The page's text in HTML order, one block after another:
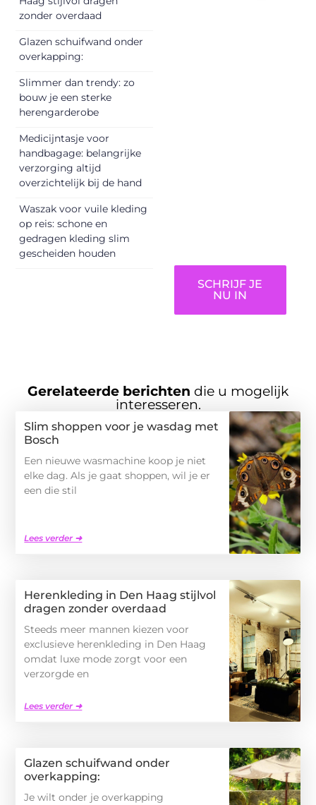
zonder overdaad
Glazen schuifwand onder
overkapping:
Slimmer dan trendy: zo
bouw je een sterke
herengarderobe
Medicijntasje voor
handbagage: belangrijke
verzorging altijd
overzichtelijk bij de hand
Waszak voor vuile kleding
op reis: schone en
gedragen kleding slim
gescheiden houden
SCHRIJF JE
NU IN
Gerelateerde berichten die u mogelijk
interesseren.
Slim shoppen voor je wasdag met
Bosch
Een nieuwe wasmachine koop je niet
elke dag. Als je gaat shoppen, wil je er
een die stil
Lees verder ➜
Herenkleding in Den Haag stijlvol
dragen zonder overdaad
Steeds meer mannen kiezen voor
exclusieve herenkleding in Den Haag
omdat luxe mode zorgt voor een
verzorgde en
Lees verder ➜
Glazen schuifwand onder
overkapping:
Je wilt onder je overkapping